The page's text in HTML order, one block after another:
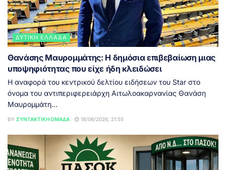
ΔΥΤΙΚΉ ΕΛΛΆΔΑ
Θανάσης Μαυρομμάτης: Η δημόσια επιβεβαίωση μιας
υποψηφιότητας που είχε ήδη κλειδώσει
Η αναφορά του κεντρικού δελτίου ειδήσεων του Star στο
όνομα του αντιπεριφερειάρχη Αιτωλοακαρνανίας Θανάση
Μαυρομμάτη...
BY ΣΥΝΤΑΚΤΙΚΉ ΟΜΆΔΑ 18/06/2026, 21:55